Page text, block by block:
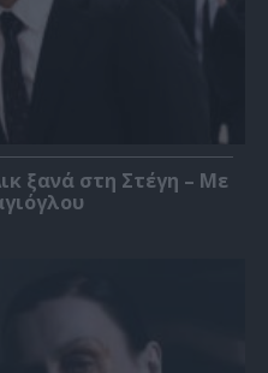
ξανά στη Στέγη – Με